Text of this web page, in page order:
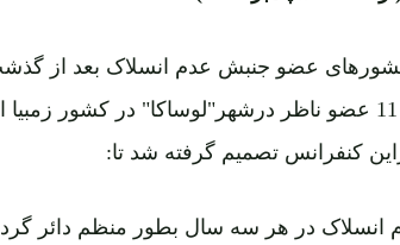
در هر سه سال بطور منظم دائر